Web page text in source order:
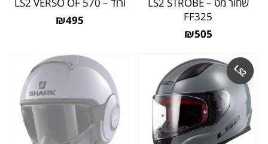
שחור מט – LS2 STROBE
FF325
₪505
ורוד – LS2 VERSO OF 570
₪495
LS2